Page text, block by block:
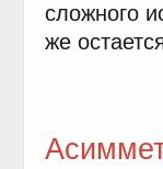
сложного
же